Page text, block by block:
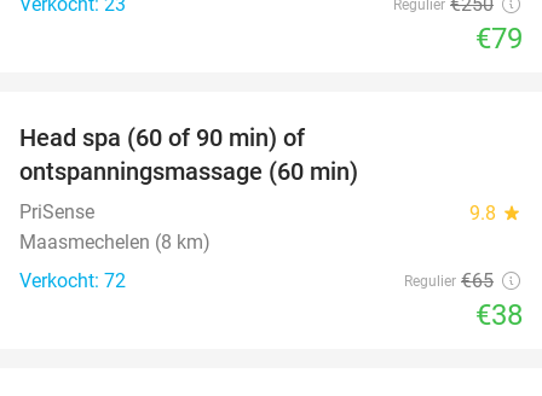
Regulier
€79
Head spa (60 of 90 min) of
ontspanningsmassage (60 min)
PriSense 9.8 star
Maasmechelen (8 km)
Verkocht: 72
Regulier €65
€38